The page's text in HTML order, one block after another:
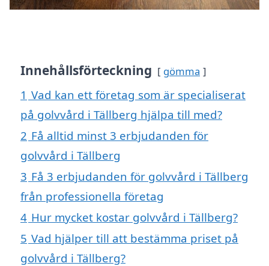
Innehållsförteckning gömma
1 Vad kan ett företag som är specialiserat
på golvvård i Tällberg hjälpa till med?
2 Få alltid minst 3 erbjudanden för
golvvård i Tällberg
3 Få 3 erbjudanden för golvvård i Tällberg
från professionella företag
4 Hur mycket kostar golvvård i Tällberg?
5 Vad hjälper till att bestämma priset på
golvvård i Tällberg?